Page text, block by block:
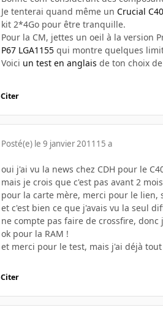
Je tenterai quand même un Crucial
kit 2*4Go pour être tranquille.
Pour la CM, jettes un oeil à la version
P67 LGA1155 qui montre quelques
Voici un test en anglais de ton choix
Citer
Posté(e) le 9 janvier 2011 15 a
oui j'ai vu la news chez CDH pour le
mais je crois que c'est pas avant 2
pour la carte mère, merci pour le lien,
et c'est bien ce que j'avais vu la seul
ne compte pas faire de crossfire,
ok pour la RAM !
et merci pour le test, mais j'ai déjà
Citer